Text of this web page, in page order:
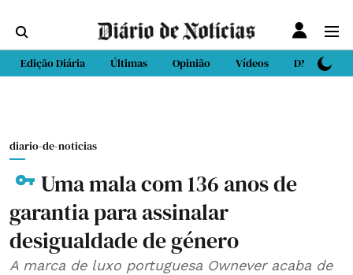
Edição Diária Últimas Opinião Vídeos DN Sport
diario-de-noticias
Uma mala com 136 anos de
garantia para assinalar
desigualdade de género
A marca de luxo portuguesa Ownever acaba de